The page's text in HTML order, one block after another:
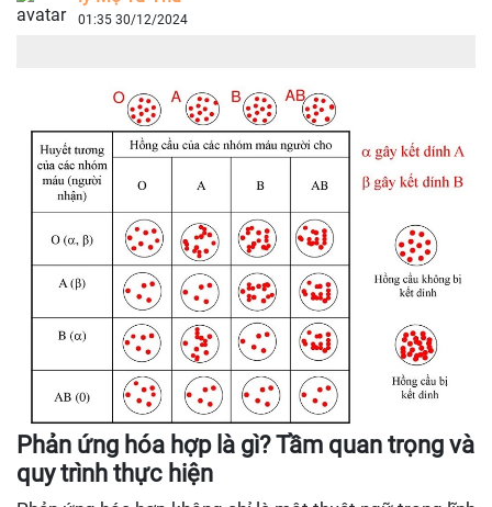
01:35 30/12/2024
Phản ứng hóa hợp là gì? Tầm quan trọng và
quy trình thực hiện